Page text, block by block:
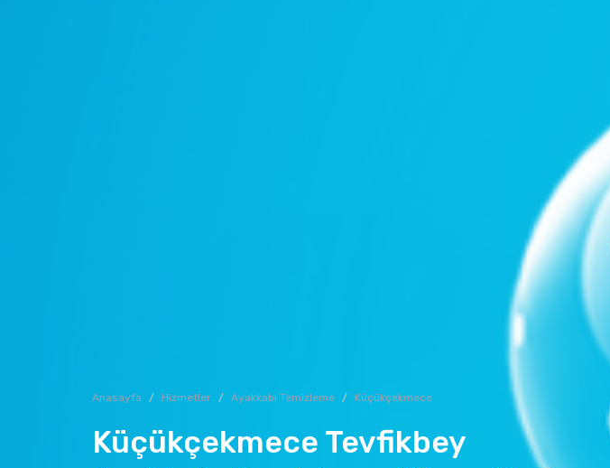
Anasayfa Hizmetler Ayakkabı Temizleme Küçükçekmece
Küçükçekmece Tevfikbey